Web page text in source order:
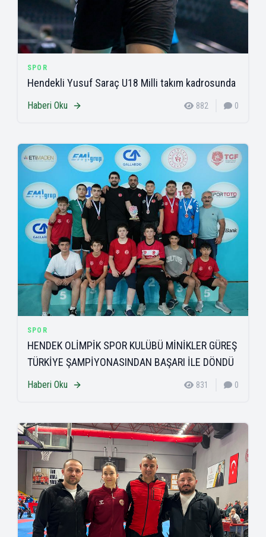
SPOR
Hendekli Yusuf Saraç U18 Milli takım kadrosunda
Haberi Oku 882 0
SPOR
HENDEK OLİMPİK SPOR KULÜBÜ MİNİKLER GÜREŞ
TÜRKİYE ŞAMPİYONASINDAN BAŞARI İLE DÖNDÜ
Haberi Oku 831 0